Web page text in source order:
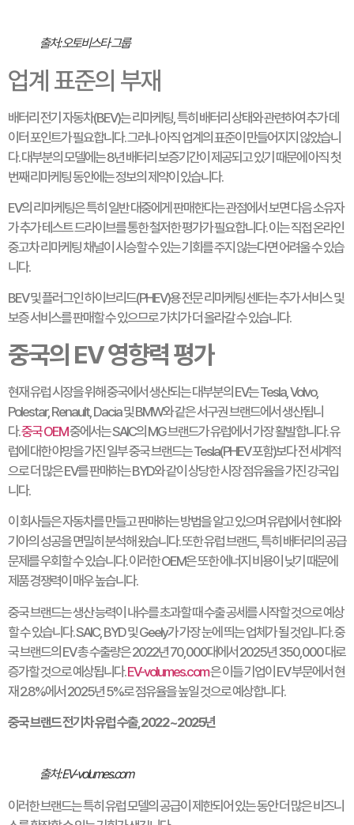
출처: 오토비스타 그룹
업계 표준의 부재
배터리 전기 자동차(BEV)는 리마케팅, 특히 배터리 상태와 관련하여 추가 데
이터 포인트가 필요합니다. 그러나 아직 업계의 표준이 만들어지지 않았습니
다. 대부분의 모델에는 8년 배터리 보증기간이 제공되고 있기 때문에 아직 첫
번째 리마케팅 동안에는 정보의 제약이 있습니다.
EV의 리마케팅은 특히 일반 대중에게 판매한다는 관점에서 보면 다음 소유자
가 추가 테스트 드라이브를 통한 철저한 평가가 필요합니다. 이는 직접 온라인
중고차 리마케팅 ​​채널이 시승할 수 있는 기회를 주지 않는다면 어려울 수 있습
니다.
BEV 및 플러그인 하이브리드(PHEV)용 전문 리마케팅 ​​센터는 추가 서비스 및
보증 서비스를 판매할 수 있으므로 가치가 더 올라갈 수 있습니다.
중국의 EV 영향력 평가
현재 유럽 시장을 위해 중국에서 생산되는 대부분의 EV는 Tesla, Volvo,
Polestar, Renault, Dacia 및 BMW와 같은 서구권 브랜드에서 생산됩니
다.중국 OEM중에서는 SAIC의 MG 브랜드가 유럽에서 가장 활발합니다. 유
럽에 대한 야망을 가진 일부 중국 브랜드는 Tesla(PHEV 포함)보다 전 세계적
으로 더 많은 EV를 판매하는 BYD와 같이 상당한 시장 점유율을 가진 강국입
니다.
이 회사들은 자동차를 만들고 판매하는 방법을 알고 있으며 유럽에서 현대와
기아의 성공을 면밀히 분석해 왔습니다. 또한 유럽 브랜드, 특히 배터리의 공급
문제를 우회할 수 있습니다. 이러한 OEM은 또한 에너지 비용이 낮기 때문에
제품 경쟁력이 매우 높습니다.
중국 브랜드는 생산 능력이 내수를 초과할 때 수출 공세를 시작할 것으로 예상
할 수 있습니다. SAIC, BYD 및 Geely가 가장 눈에 띄는 업체가 될 것입니다. 중
국 브랜드의 EV 총 수출량은 2022년 70,000대에서 2025년 350,000 대로
증가할 것으로 예상됩니다.EV-volumes.com은 이들 기업이 EV 부문에서 현
재 2.8%에서 2025년 5%로 점유율을 높일 것으로 예상합니다.
중국 브랜드 전기차 유럽 수출, 2022~2025년
출처: EV-volumes.com
이러한 브랜드는 특히 유럽 모델의 공급이 제한되어 있는 동안 더 많은 비즈니